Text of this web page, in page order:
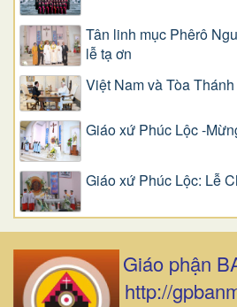
Tân linh mục Phêrô
lễ tạ ơn
Việt Nam và Tòa
Giáo xứ Phúc Lộc -
Giáo xứ Phúc Lộc: Lễ
Giáo phận
http://